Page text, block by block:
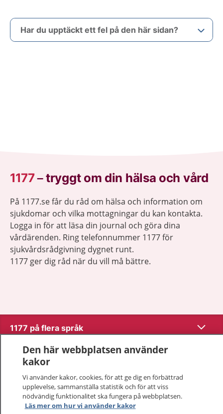
Har du upptäckt ett fel på den här sidan?
1177–tryggt om din hälsa och vård
På 1177.se får du råd om hälsa och information om
sjukdomar och vilka mottagningar du kan kontakta.
Logga in för att läsa din journal och göra dina
vårdärenden. Ring telefonnummer 1177 för
sjukvårdsrådgivning dygnet runt.
1177 ger dig råd när du vill må bättre.
1177 på flera språk Visa
Om 1177
Kontakt
Den här webbplatsen använder
kakor
Vi använder kakor, cookies, för att ge dig en förbättrad
upplevelse, sammanställa statistik och för att viss
nödvändig funktionalitet ska fungera på webbplatsen.
Läs mer om hur vi använder kakor